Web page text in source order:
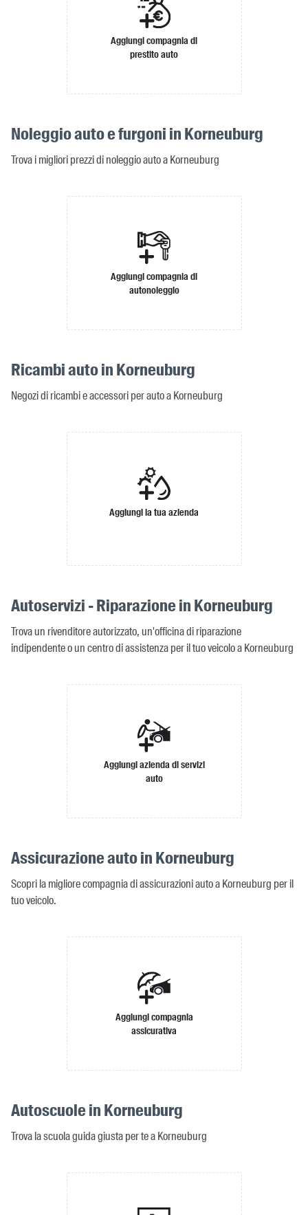
Aggiungi compagnia di
prestito auto
Noleggio auto e furgoni in Korneuburg
Trova i migliori prezzi di noleggio auto a Korneuburg
Aggiungi compagnia di
autonoleggio
Ricambi auto in Korneuburg
Negozi di ricambi e accessori per auto a Korneuburg
Aggiungi la tua azienda
Autoservizi - Riparazione in Korneuburg
Trova un rivenditore autorizzato, un'officina di riparazione
indipendente o un centro di assistenza per il tuo veicolo a Korneuburg
Aggiungi azienda di servizi
auto
Assicurazione auto in Korneuburg
Scopri la migliore compagnia di assicurazioni auto a Korneuburg per il
tuo veicolo.
Aggiungi compagnia
assicurativa
Autoscuole in Korneuburg
Trova la scuola guida giusta per te a Korneuburg